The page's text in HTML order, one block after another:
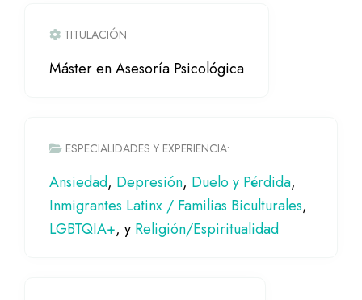
TITULACIÓN
Máster en Asesoría Psicológica
ESPECIALIDADES Y EXPERIENCIA:
Ansiedad, Depresión, Duelo y Pérdida,
Inmigrantes Latinx / Familias Biculturales,
LGBTQIA+, y Religión/Espiritualidad